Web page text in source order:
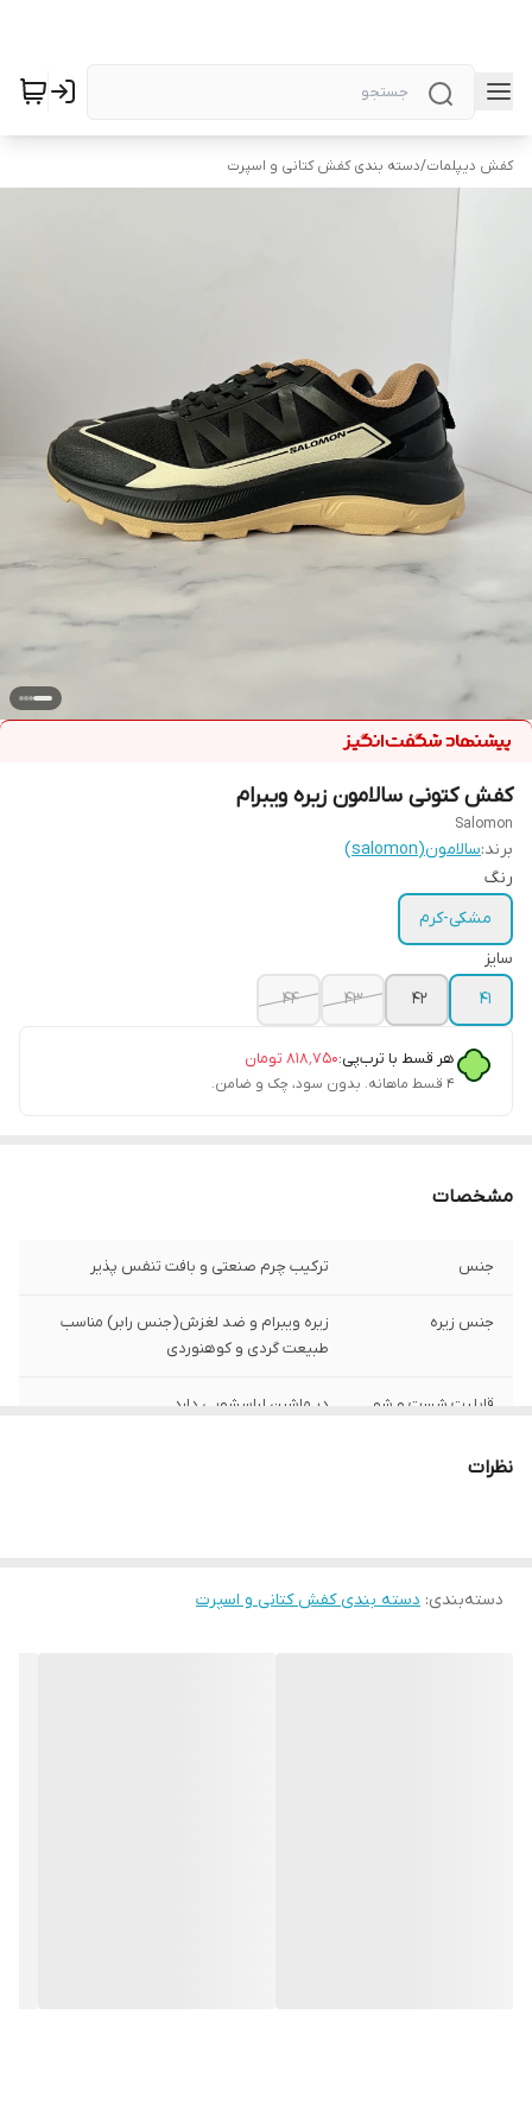
کفش دیپلمات/دسته بندی کفش کتانی و اسپرت
کفش کتونی سالامون زیره ویبرام
Salomon
برند:سالامون(salomon)
رنگ
مشکی-کرم
سایز
41
42
43
44
هر قسط با ترب‌پی:۸۱۸٬۷۵۰ تومان
۴ قسط ماهانه. بدون سود، چک و ضامن.
مشخصات
جنس ترکیب چرم صنعتی و بافت تنفس پذیر
جنس زیره
زیره ویبرام و ضد لغزش(جنس رابر) مناسب
طبیعت گردی و کوهنوردی
قابلیت شست و شو در ماشین لباسشویی دارد
قالب کتونینظرات
دسته‌بندی: دسته بندی کفش کتانی و اسپرت